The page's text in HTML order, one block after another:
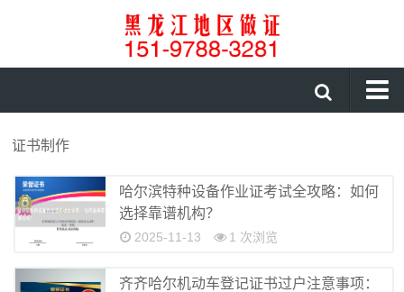
证书制作
制作证件
伊春做证件
证书制作
哈尔滨特种设备作业证考试全攻略：如何
选择靠谱机构？
2025-11-13 1 次浏览
齐齐哈尔机动车登记证书过户注意事项：